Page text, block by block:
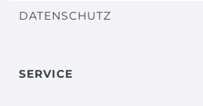
DATENSCHUTZ
SERVICE